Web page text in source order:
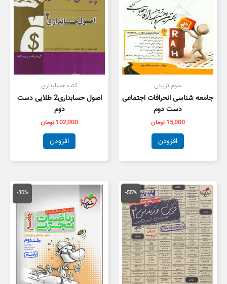
علوم تزبیتی
جامعه شناسی انحرافات اجتماعی
دست دوم
15,000 تومان
افزودن
کتب حسابداری
اصول حسابداری2 طلایی دست
دوم
102,000 تومان
افزودن
-55%
قیمت
اصلی
55,000 تومان
بود.
قیمت
فعلی
است.
-30%
قیمت
100,000 تومان
بود.
قیمت
فعلی